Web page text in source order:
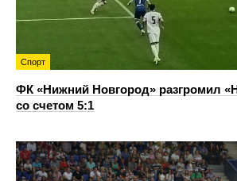
Спорт
ФК «Нижний Новгород» разгромил
со счетом 5:1